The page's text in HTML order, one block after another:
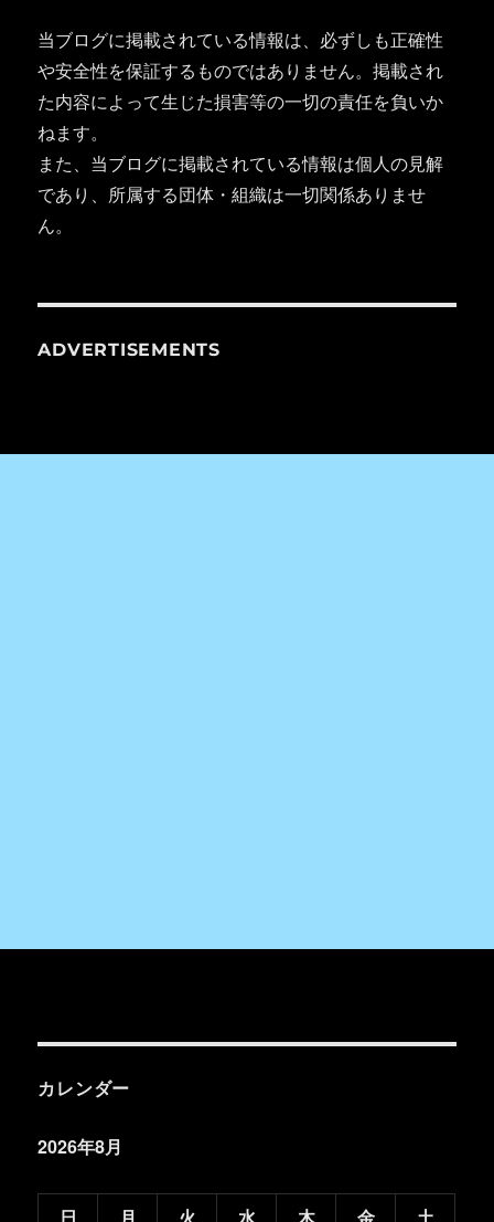
当ブログに掲載されている情報は、必ずしも正確性
や安全性を保証するものではありません。掲載され
た内容によって生じた損害等の一切の責任を負いか
ねます。
また、当ブログに掲載されている情報は個人の見解
であり、所属する団体・組織は一切関係ありませ
ん。
ADVERTISEMENTS
カレンダー
2026年8月